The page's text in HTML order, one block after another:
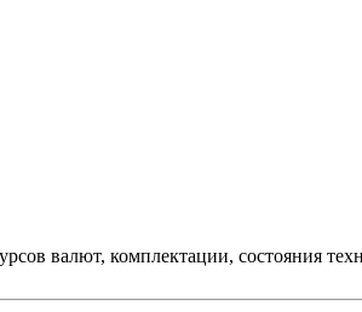
валют, комплектации, состояния